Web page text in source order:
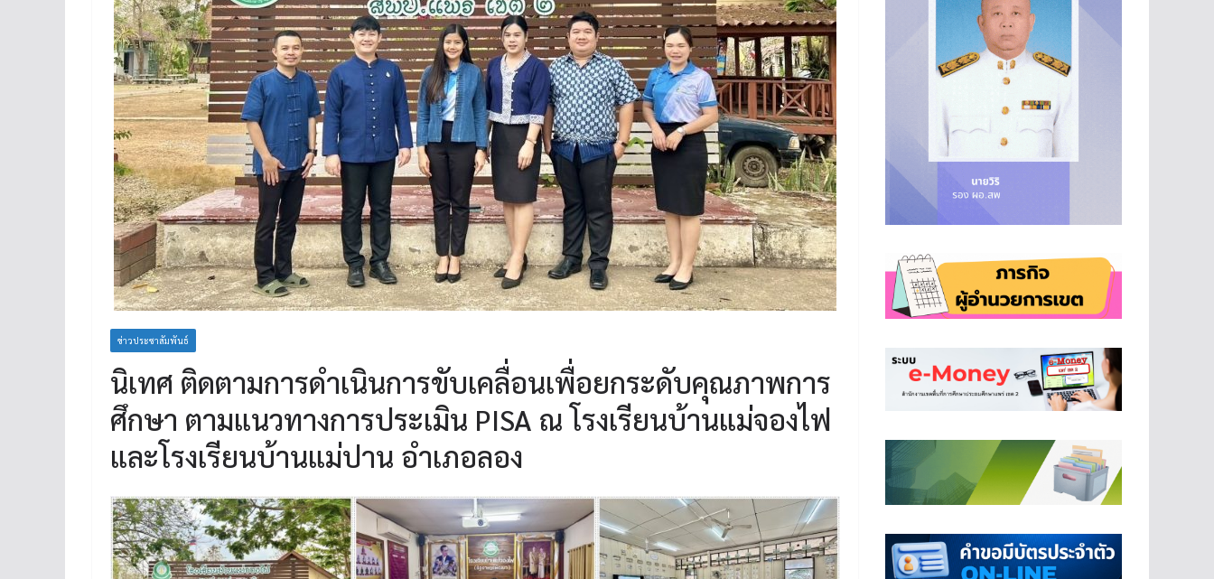
ข่าวประชาสัมพันธ์
นิเทศ ติดตามการดำเนินการขับเคลื่อนเพื่อยกระดับคุณภาพการ
ศึกษา ตามแนวทางการประเมิน PISA ณ โรงเรียนบ้านแม่จองไฟ
และโรงเรียนบ้านแม่ปาน อำเภอลอง